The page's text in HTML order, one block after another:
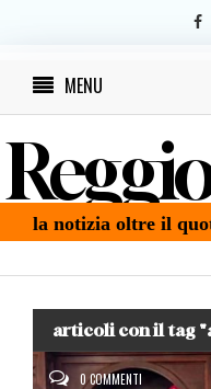
MENU
la notizia oltre il
articoli con il tag
0 COMMENTI